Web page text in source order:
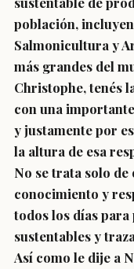
población,
Salmonicultura y
más grandes del
Christophe, tenés
con una
y justamente por
la altura de esa
No se trata solo
conocimiento y
todos los días
sustentables y
Así como le dije a